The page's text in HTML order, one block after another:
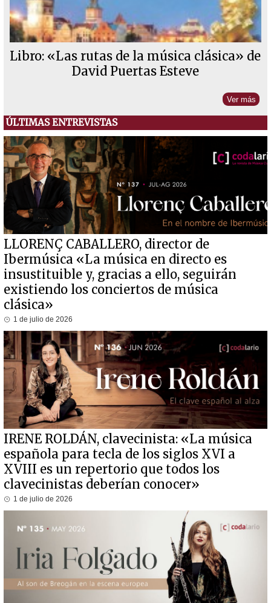
Libro: «Las rutas de la música clásica» de
David Puertas Esteve
Ver más
ÚLTIMAS ENTREVISTAS
LLORENÇ CABALLERO, director de
Ibermúsica «La música en directo es
insustituible y, gracias a ello, seguirán
existiendo los conciertos de música
clásica»
1 de julio de 2026
IRENE ROLDÁN, clavecinista: «La música
española para tecla de los siglos XVI a
XVIII es un repertorio que todos los
clavecinistas deberían conocer»
1 de julio de 2026